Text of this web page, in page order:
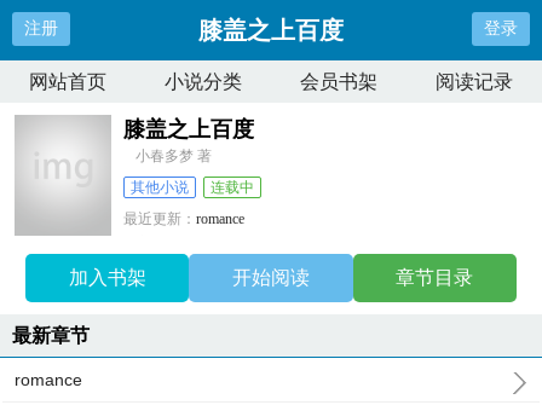
注册 膝盖之上百度 登录
网站首页 小说分类 会员书架 阅读记录
膝盖之上百度
小春多梦 著
其他小说
连载中
最近更新：romance
加入书架 开始阅读 章节目录
最新章节
romance